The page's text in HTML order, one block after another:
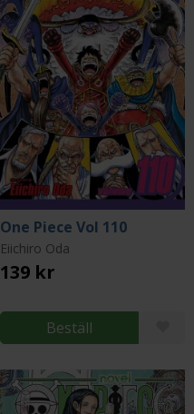
One Piece Vol 110
Eiichiro Oda
139 kr
Beställ